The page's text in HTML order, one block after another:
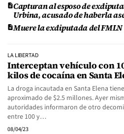
Capturan al esposo de
Urbina, acusado de haberla
Muere la exdiputada del
LA LIBERTAD
Interceptan vehículo con
kilos de cocaína en Santa
La droga incautada en Santa Elena
aproximado de $2.5 millones. Ayer
autoridades informaron de otro
entre 100 y…
08/04/23